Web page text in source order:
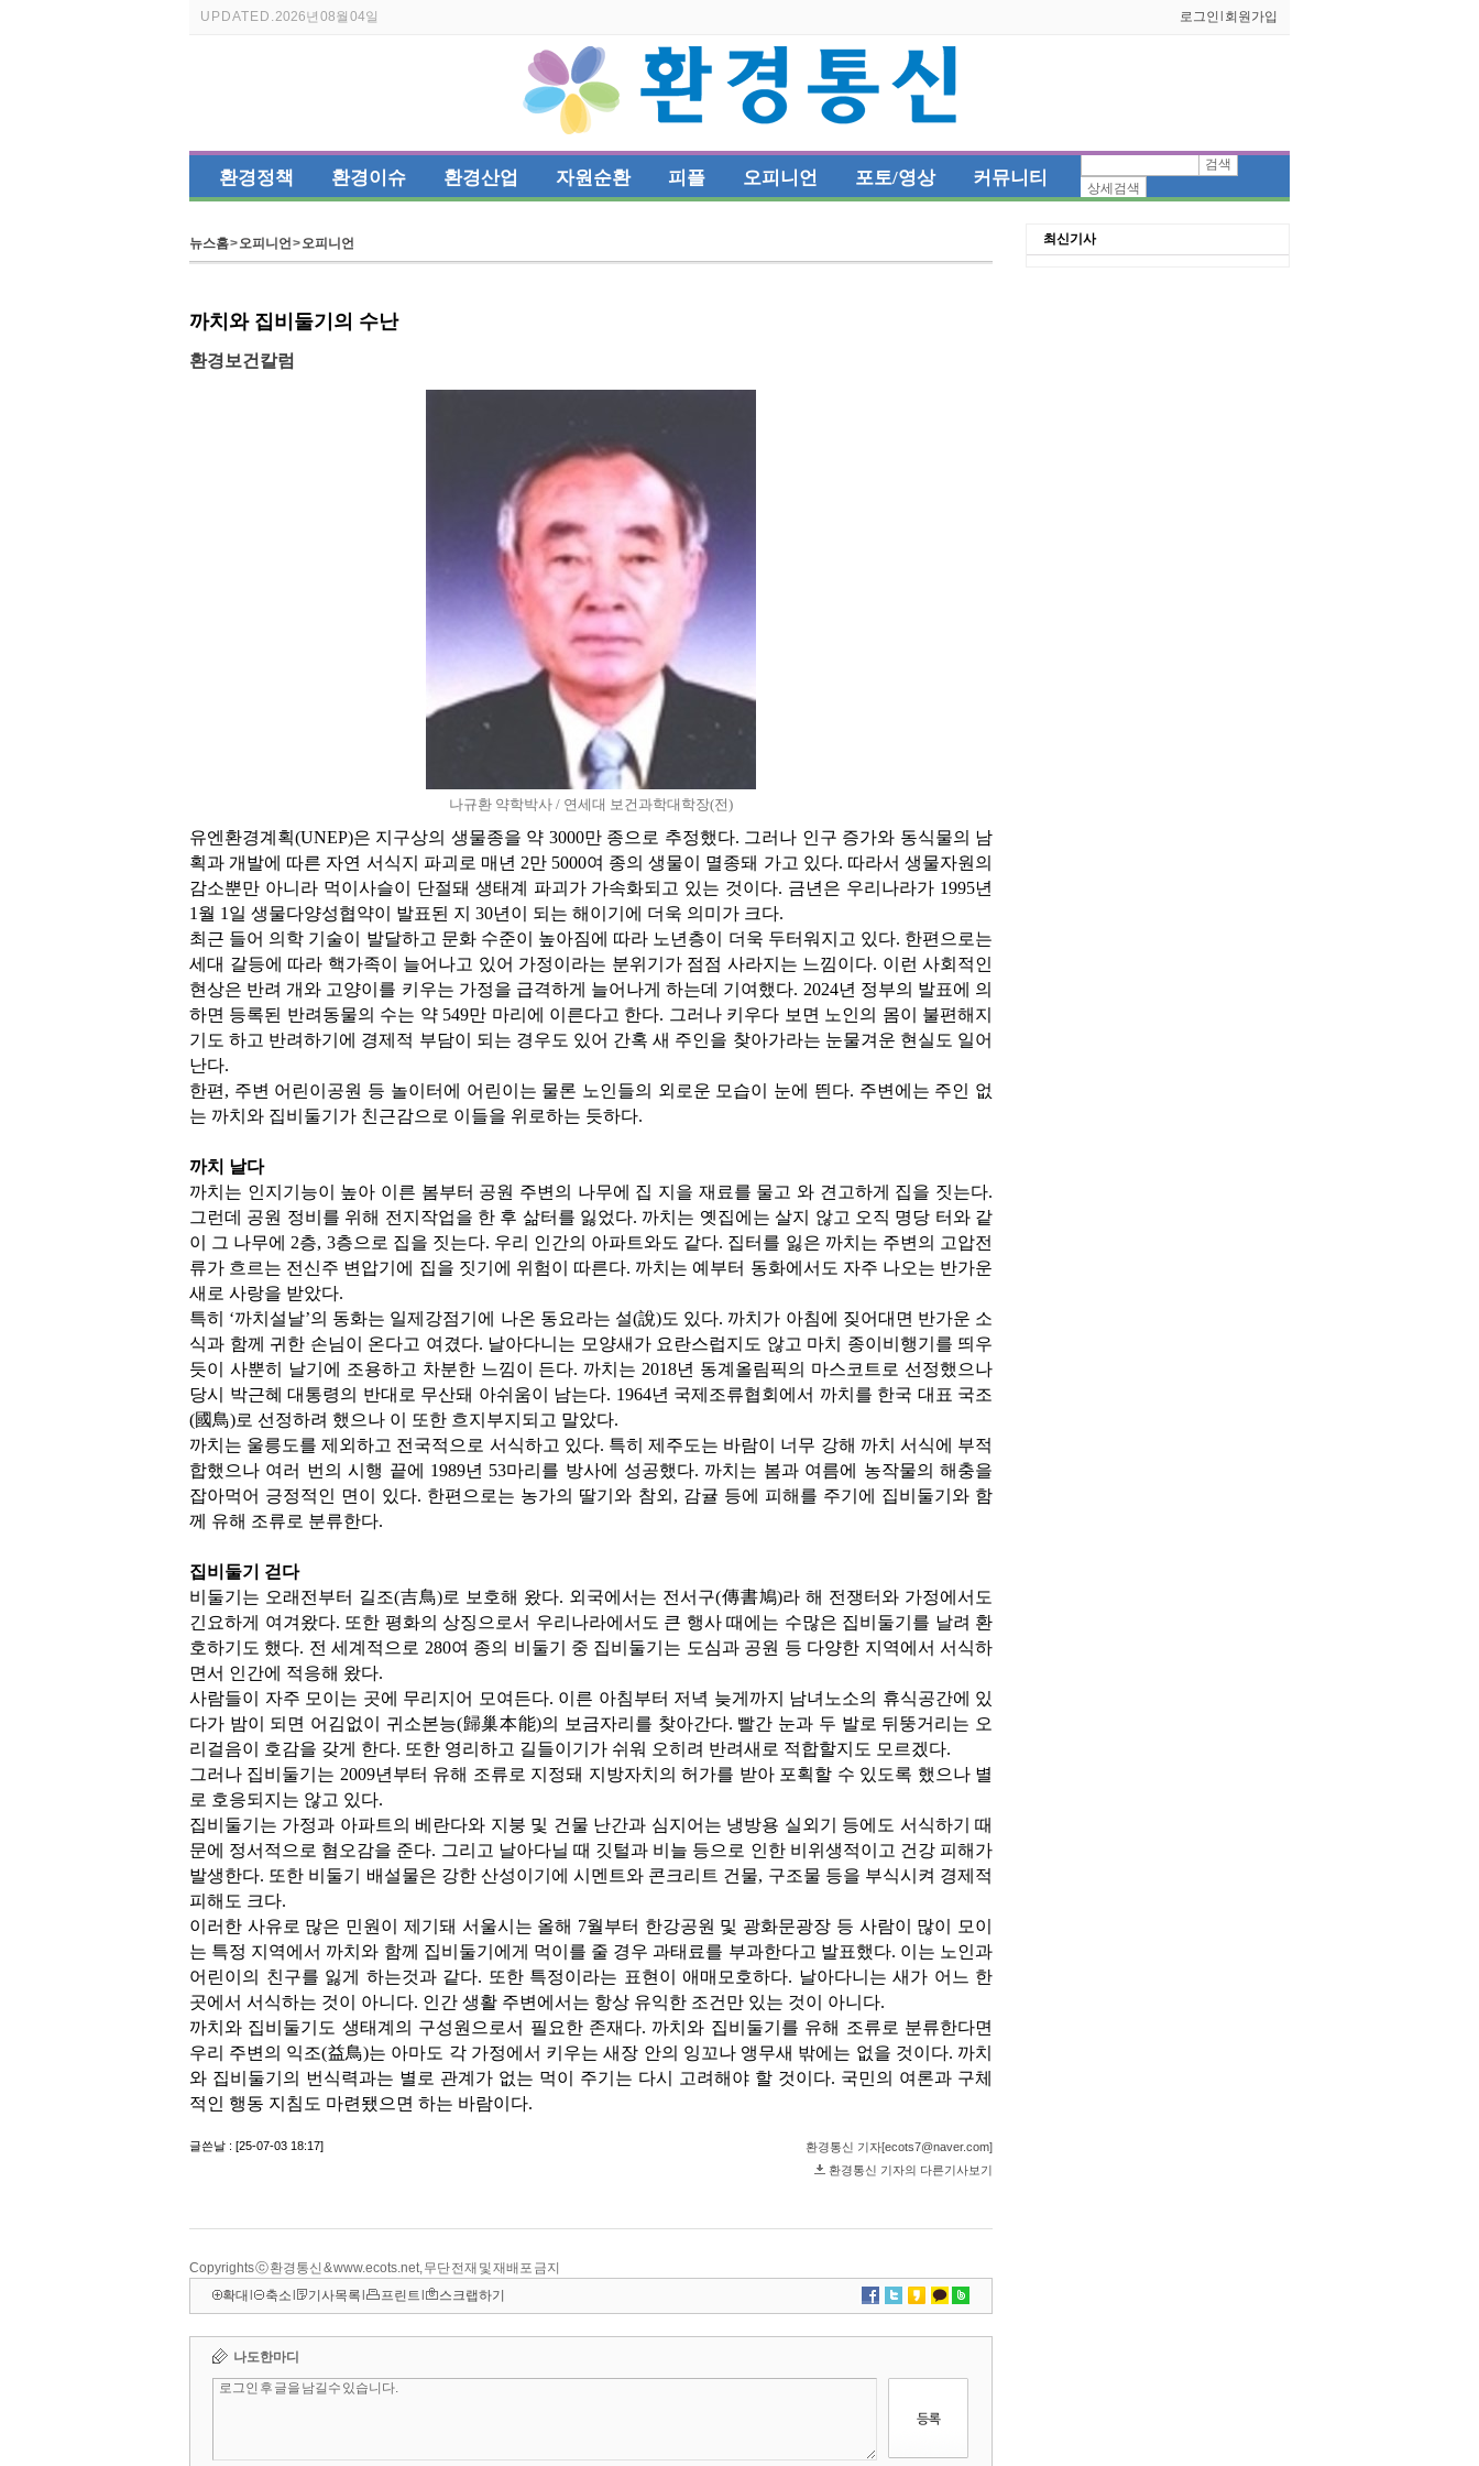
UPDATED.2026년 08월 04일 로그인 회원가입
검색
상세검색
환경정책 환경이슈 환경산업 자원순환 피플 오피니언 포토/영상 커뮤니티
뉴스홈>오피니언>오피니언
Copyrights ⓒ 환경통신 & www.ecots.net, 무단 전재 및 재배포 금지
확대
축소 기사목록 프린트 스크랩하기
최신기사